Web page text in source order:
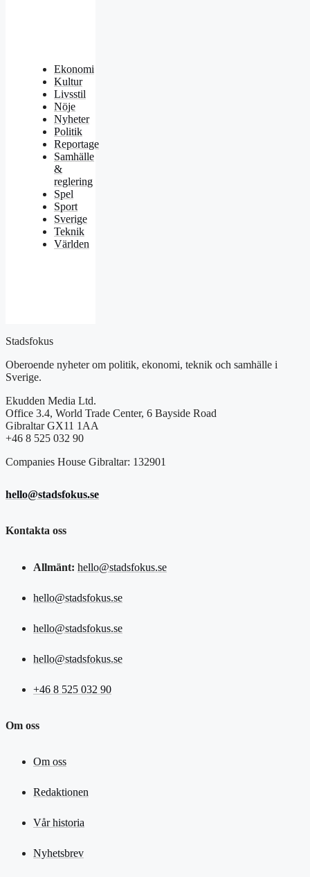
Ekonomi
Kultur
Livsstil
Nöje
Nyheter
Politik
Reportage
Samhälle
&
reglering
Spel
Sport
Sverige
Teknik
Världen
Stadsfokus
Oberoende nyheter om politik, ekonomi, teknik och samhälle i
Sverige.
Ekudden Media Ltd.
Office 3.4, World Trade Center, 6 Bayside Road
Gibraltar GX11 1AA
+46 8 525 032 90
Companies House Gibraltar: 132901
hello@stadsfokus.se
Kontakta oss
Allmänt: hello@stadsfokus.se
hello@stadsfokus.se
hello@stadsfokus.se
hello@stadsfokus.se
+46 8 525 032 90
Om oss
Om oss
Redaktionen
Vår historia
Nyhetsbrev